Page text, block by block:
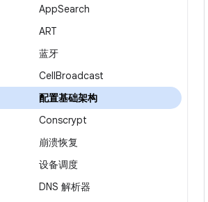
AppSearch
ART
蓝牙
CellBroadcast
配置基础架构
Conscrypt
崩溃恢复
设备调度
DNS 解析器